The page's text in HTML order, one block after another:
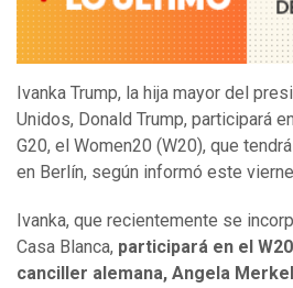
Ivanka Trump, la hija mayor del
Unidos, Donald Trump, participará
G20, el Women20 (W20), que
en Berlín, según informó este
Ivanka, que recientemente se
Casa Blanca, participará en el
canciller alemana, Angela